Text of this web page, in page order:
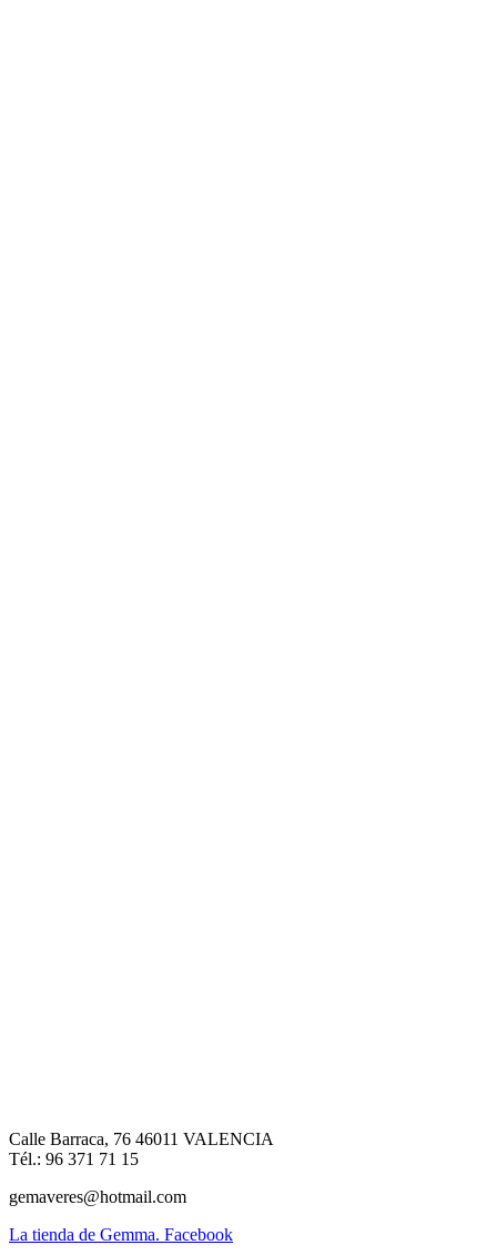
Calle Barraca, 76 46011 VALENCIA
Tél.: 96 371 71 15
gemaveres@hotmail.com
La tienda de Gemma. Facebook